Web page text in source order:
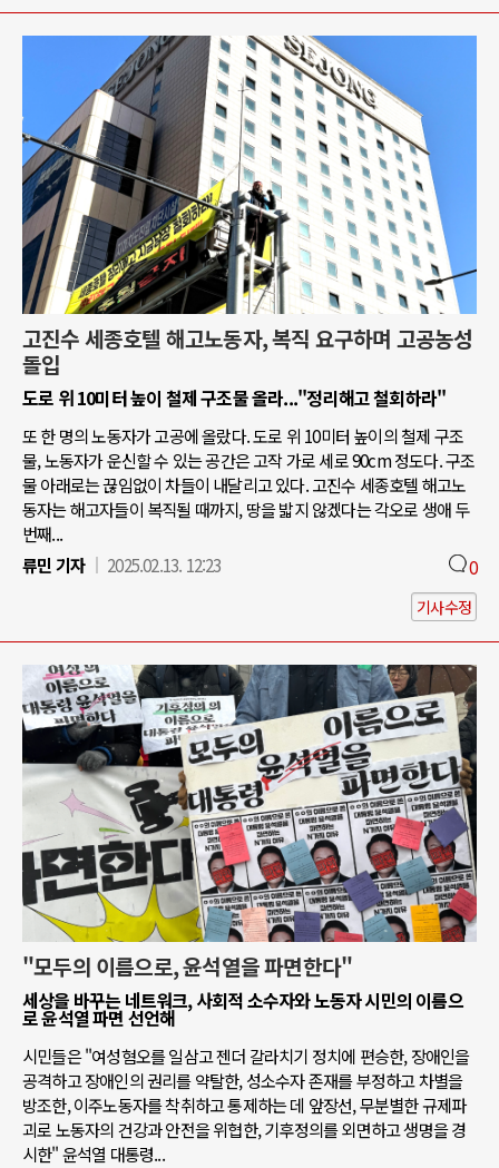
고진수 세종호텔 해고노동자, 복직 요구하며 고공농성
돌입
도로 위 10미터 높이 철제 구조물 올라..."정리해고 철회하라"
또 한 명의 노동자가 고공에 올랐다. 도로 위 10미터 높이의 철제 구조
물, 노동자가 운신할 수 있는 공간은 고작 가로 세로 90cm 정도다. 구조
물 아래로는 끊임없이 차들이 내달리고 있다. 고진수 세종호텔 해고노
동자는 해고자들이 복직될 때까지, 땅을 밟지 않겠다는 각오로 생애 두
번째...
류민 기자
2025.02.13. 12:23 0
기사수정
"모두의 이름으로, 윤석열을 파면한다"
세상을 바꾸는 네트워크, 사회적 소수자와 노동자 시민의 이름으
로 윤석열 파면 선언해
시민들은 "여성혐오를 일삼고 젠더 갈라치기 정치에 편승한, 장애인을
공격하고 장애인의 권리를 약탈한, 성소수자 존재를 부정하고 차별을
방조한, 이주노동자를 착취하고 통제하는 데 앞장선, 무분별한 규제파
괴로 노동자의 건강과 안전을 위협한, 기후정의를 외면하고 생명을 경
시한" 윤석열 대통령...